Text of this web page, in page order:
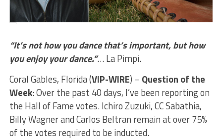
“It’s not how you dance that’s important, but how
you enjoy your dance.”… La Pimpi.
Coral Gables, Florida (VIP-WIRE) – Question of the
Week: Over the past 40 days, I’ve been reporting on
the Hall of Fame votes. Ichiro Zuzuki, CC Sabathia,
Billy Wagner and Carlos Beltran remain at over 75%
of the votes required to be inducted.